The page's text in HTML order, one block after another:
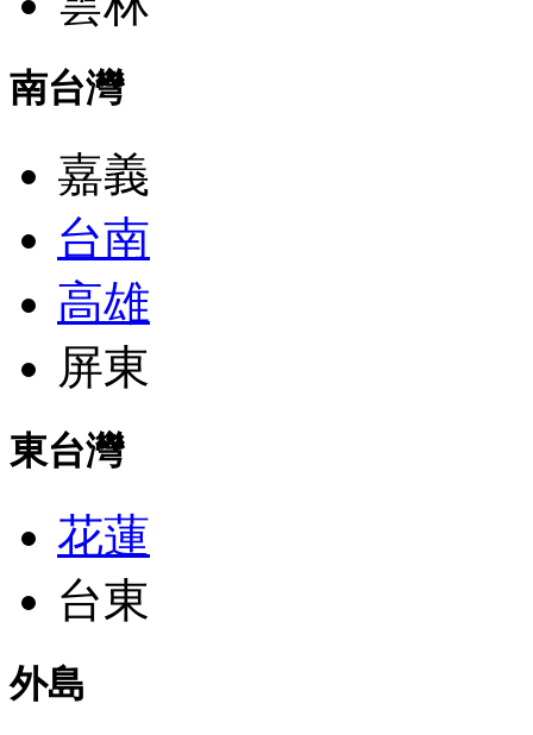
南台灣
嘉義
台南
高雄
屏東
東台灣
花蓮
台東
外島